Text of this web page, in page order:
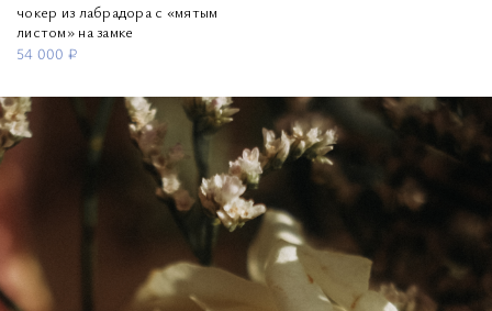
чокер из лабрадора с «мятым
листом» на замке
54 000 ₽